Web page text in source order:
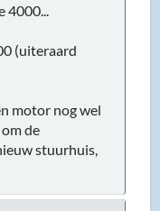
(uiteraard
motor nog wel
de
stuurhuis,